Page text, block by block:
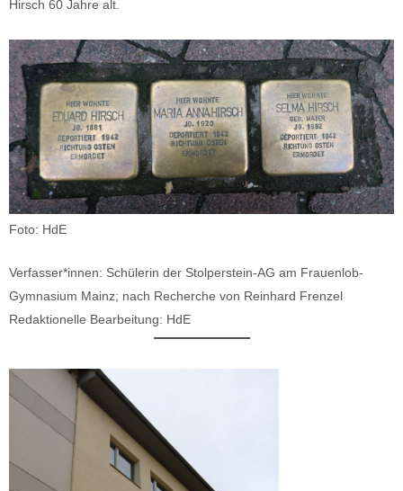
Hirsch 60 Jahre alt.
Foto: HdE
Verfasser*innen: Schülerin der Stolperstein-AG am Frauenlob-
Gymnasium Mainz; nach Recherche von Reinhard Frenzel
Redaktionelle Bearbeitung: HdE